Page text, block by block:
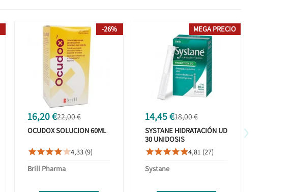
16,20 €22,00 €
OCUDOX SOLUCION 60ML
4,33 (9)
Brill Pharma
-26%
14,45 €18,00 €
SYSTANE HIDRATACIÓN UD
30 UNIDOSIS
4,81 (27)
Systane
MEGA PRECIO
›